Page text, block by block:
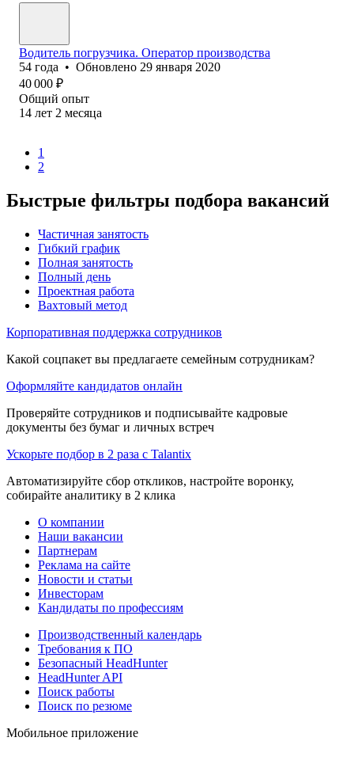
Водитель погрузчика. Оператор производства
54 года • Обновлено 29 января 2020
40 000 ₽
Общий опыт
14 лет 2 месяца
1
2
Быстрые фильтры подбора вакансий
Частичная занятость
Гибкий график
Полная занятость
Полный день
Проектная работа
Вахтовый метод
Корпоративная поддержка сотрудников
Какой соцпакет вы предлагаете семейным сотрудникам?
Оформляйте кандидатов онлайн
Проверяйте сотрудников и подписывайте кадровые
документы без бумаг и личных встреч
Ускорьте подбор в 2 раза с Talantix
Автоматизируйте сбор откликов, настройте воронку,
собирайте аналитику в 2 клика
О компании
Наши вакансии
Партнерам
Реклама на сайте
Новости и статьи
Инвесторам
Кандидаты по профессиям
Производственный календарь
Требования к ПО
Безопасный HeadHunter
HeadHunter API
Поиск работы
Поиск по резюме
Мобильное приложение